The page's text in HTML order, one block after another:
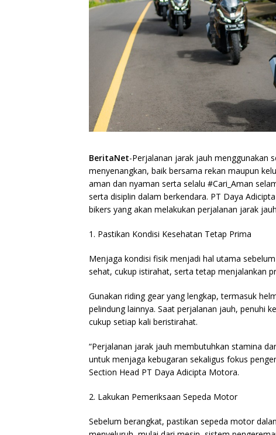
BeritaNet-Perjalanan jarak jauh menggunakan
menyenangkan, baik bersama rekan maupun
aman dan nyaman serta selalu #Cari_Aman
serta disiplin dalam berkendara. PT Daya
bikers yang akan melakukan perjalanan jarak
1.⁠ ⁠Pastikan Kondisi Kesehatan Tetap Prima
Menjaga kondisi fisik menjadi hal utama
sehat, cukup istirahat, serta tetap menjalankan
Gunakan riding gear yang lengkap, termasuk
pelindung lainnya. Saat perjalanan jauh, penuhi
cukup setiap kali beristirahat.
“Perjalanan jarak jauh membutuhkan stamina
untuk menjaga kebugaran sekaligus fokus
Section Head PT Daya Adicipta Motora.
2.⁠ ⁠Lakukan Pemeriksaan Sepeda Motor
Sebelum berangkat, pastikan sepeda motor